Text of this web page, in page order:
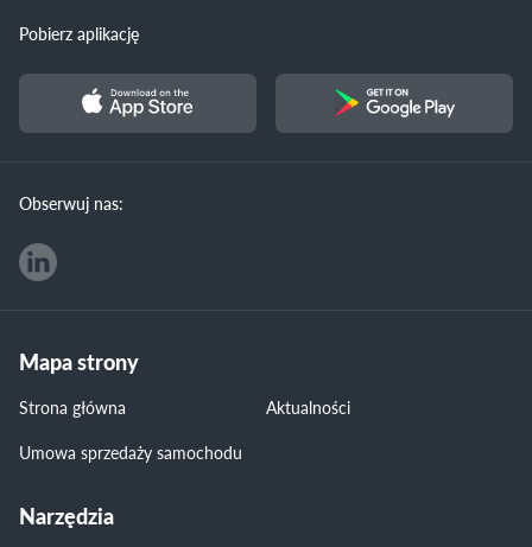
Pobierz aplikację
Obserwuj nas:
Mapa strony
Strona główna
Aktualności
Umowa sprzedaży samochodu
Narzędzia